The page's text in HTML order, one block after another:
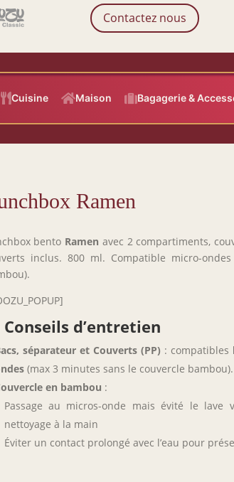
Contactez nous
Cuisine Maison Bagagerie &
Ramen
bento Ramen avec 2 compartiments,
inclus. 800 ml. Compatible micro-
Conseils d’entretien
séparateur et Couverts (PP) : compatibles
(max 3 minutes sans le couvercle bambou).
en bambou :
Passage au micros-onde mais évité le lave
nettoyage à la main
Éviter un contact prolongé avec l’eau pour